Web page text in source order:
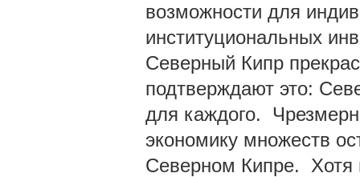
возможности для
институциональных
Северный Кипр
подтверждают это:
для каждого.
экономику множеств
Северном Кипре.